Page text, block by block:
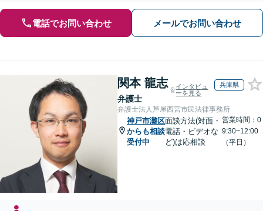
電話でお問い合わせ メールでお問い合わせ
関本 龍志
弁護士
インタビュ
ーを見る
兵庫県
弁護士法人芦屋西宮市民法律事務所
神戸市灘区
からも相談
受付中
面談方法(対面・
電話・ビデオな
ど)は応相談
営業時間：0
9:30~12:00
（平日）